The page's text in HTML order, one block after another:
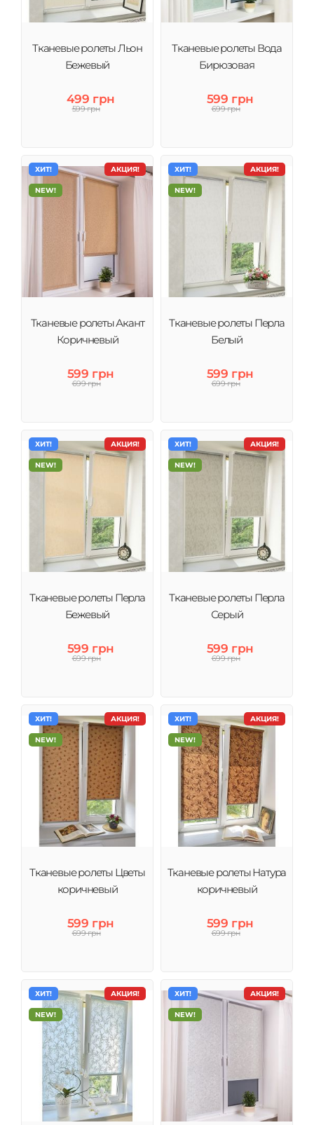
Тканевые ролеты Льон
Бежевый
499 грн
599 грн
Тканевые ролеты Вода
Бирюзовая
599 грн
699 грн
АКЦИЯ!
ХИТ!
NEW!
Тканевые ролеты Акант
Коричневый
599 грн
699 грн
АКЦИЯ!
ХИТ!
NEW!
Тканевые ролеты Перла
Белый
599 грн
699 грн
АКЦИЯ!
ХИТ!
NEW!
Тканевые ролеты Перла
Бежевый
599 грн
699 грн
АКЦИЯ!
ХИТ!
NEW!
Тканевые ролеты Перла
Серый
599 грн
699 грн
АКЦИЯ!
ХИТ!
NEW!
Тканевые ролеты Цветы
коричневый
599 грн
699 грн
АКЦИЯ!
ХИТ!
NEW!
Тканевые ролеты Натура
коричневый
599 грн
699 грн
АКЦИЯ!
ХИТ!
NEW!
АКЦИЯ!
ХИТ!
NEW!